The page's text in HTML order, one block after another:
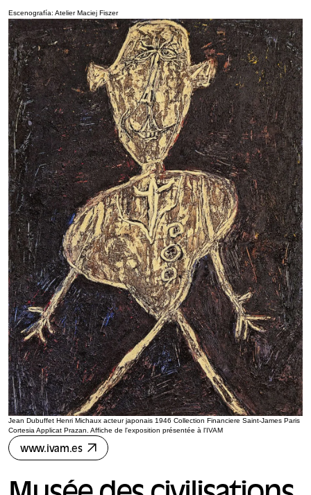
Escenografía: Atelier Maciej Fiszer
Jean Dubuffet Henri Michaux acteur japonais 1946 Collection Financiere Saint-James Paris
Cortesia Applicat Prazan. Affiche de l'exposition présentée à l'IVAM
www.ivam.es